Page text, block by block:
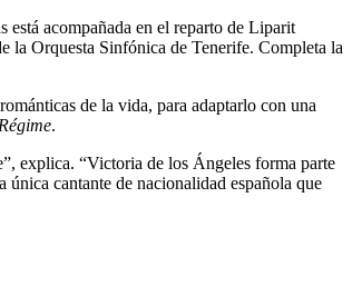
está acompañada en el reparto de Liparit
la Orquesta Sinfónica de Tenerife. Completa la
de la vida, para adaptarlo con una
.
explica. “Victoria de los Ángeles forma parte
cantante de nacionalidad española que